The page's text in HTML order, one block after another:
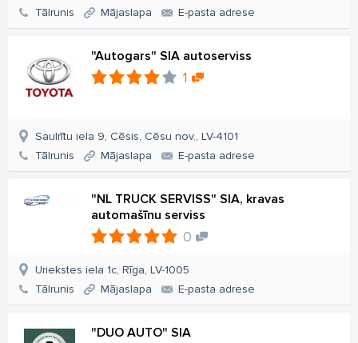
Tālrunis
Mājaslapa E-pasta adrese
"Autogars" SIA autoserviss
1
Saulrītu iela 9, Cēsis, Cēsu nov., LV-4101
Tālrunis
Mājaslapa E-pasta adrese
"NL TRUCK SERVISS" SIA, kravas
automašīnu serviss
0
Uriekstes iela 1c, Rīga, LV-1005
Tālrunis
Mājaslapa E-pasta adrese
"DUO AUTO" SIA